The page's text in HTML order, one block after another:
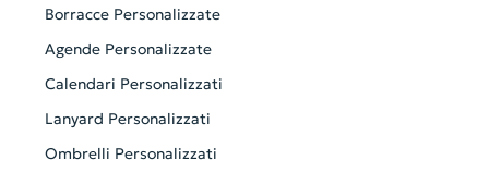
Borracce Personalizzate
Agende Personalizzate
Calendari Personalizzati
Lanyard Personalizzati
Ombrelli Personalizzati